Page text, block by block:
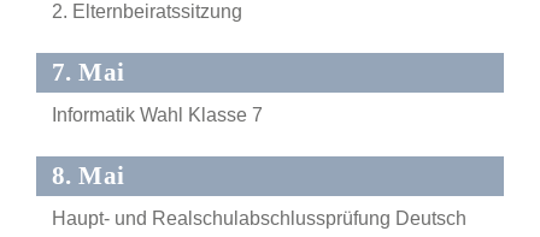
2. Elternbeiratssitzung
7. Mai
Informatik Wahl Klasse 7
8. Mai
Haupt- und Realschulabschlussprüfung Deutsch